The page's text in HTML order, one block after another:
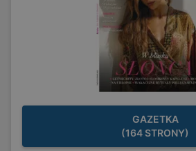
GAZETKA
(164 STRONY)